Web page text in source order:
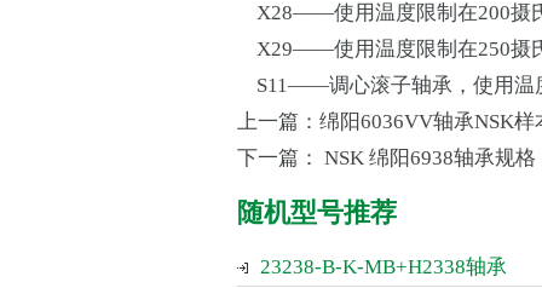
X28——使用温度限制在200摄
X29——使用温度限制在250摄
S11——调心滚子轴承，使用温
上一篇： 绵阳6036VV轴承NSK样
下一篇： NSK 绵阳6938轴承规格
随机型号推荐
23238-B-K-MB+H2338轴承